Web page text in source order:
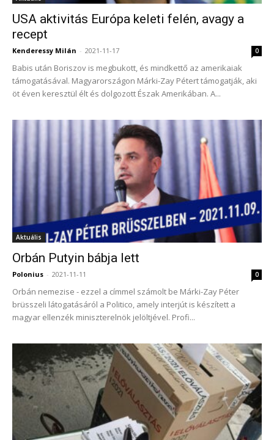
USA aktivitás Európa keleti felén, avagy a
recept
Kenderessy Milán - 2021-11-17 0
Babis után Boriszov is megbukott, és mindkettő az amerikaiak
támogatásával. Magyarországon Márki-Zay Pétert támogatják, aki
öt éven keresztül élt és dolgozott Észak Amerikában. A...
Aktuális
Orbán Putyin bábja lett
Polonius - 2021-11-11 0
Orbán nemezise - ezzel a címmel számolt be Márki-Zay Péter
brüsszeli látogatásáról a Politico, amely interjút is készített a
magyar ellenzék miniszterelnök jelöltjével. Profi...